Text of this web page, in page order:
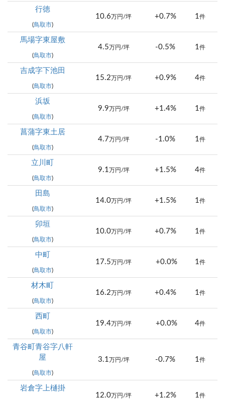
行徳
(鳥取市)
10.6 万円/坪 +0.7% 1件
馬場字東屋敷
(鳥取市)
4.5 万円/坪 -0.5% 1件
吉成字下池田
(鳥取市)
15.2 万円/坪 +0.9% 4件
浜坂
(鳥取市)
9.9 万円/坪 +1.4% 1件
菖蒲字東土居
(鳥取市)
4.7 万円/坪 -1.0% 1件
立川町
(鳥取市)
9.1 万円/坪 +1.5% 4件
田島
(鳥取市)
14.0万円/坪 +1.5% 1件
卯垣
(鳥取市)
10.0万円/坪 +0.7% 1件
中町
(鳥取市)
17.5 万円/坪 +0.0% 1件
材木町
(鳥取市)
16.2 万円/坪 +0.4% 1件
西町
(鳥取市)
19.4万円/坪 +0.0% 4件
青谷町青谷字八軒
屋
(鳥取市)
3.1 万円/坪 -0.7% 1件
岩倉字上樋掛
12.0万円/坪 +1.2% 1件